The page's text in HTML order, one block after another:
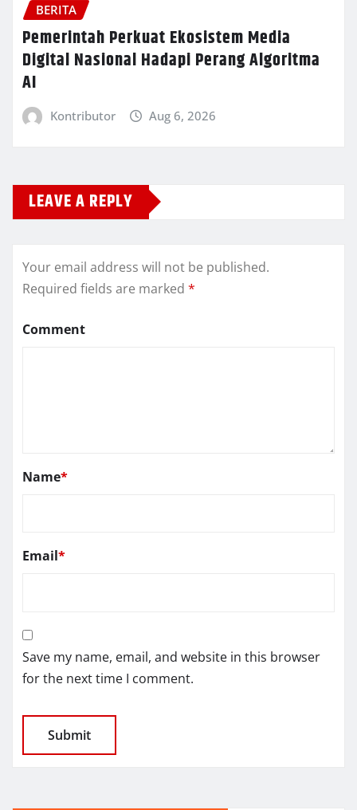
BERITA
Pemerintah Perkuat Ekosistem Media
Digital Nasional Hadapi Perang Algoritma
AI
Kontributor Aug 6, 2026
LEAVE A REPLY
Your email address will not be published.
Required fields are marked *
Comment
Name*
Email*
Save my name, email, and website in this browser
for the next time I comment.